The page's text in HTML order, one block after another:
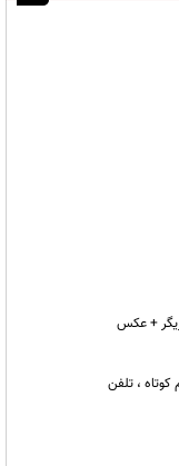
+ عکس
کوتاه ، تلفن